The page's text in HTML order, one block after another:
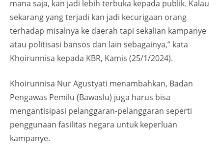
mana saja, kan jadi lebih terbuka kepada publik. Kalau
sekarang yang terjadi kan jadi kecurigaan orang
terhadap misalnya ke daerah tapi sekalian kampanye
atau politisasi bansos dan lain sebagainya,” kata
Khoirunnisa kepada KBR, Kamis (25/1/2024).
Khoirunnisa Nur Agustyati menambahkan, Badan
Pengawas Pemilu (Bawaslu) juga harus bisa
mengantisipasi pelanggaran-pelanggaran seperti
penggunaan fasilitas negara untuk keperluan
kampanye.